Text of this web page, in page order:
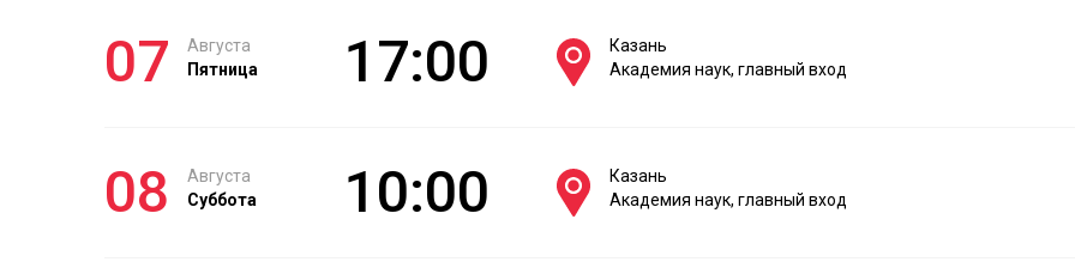
07
Августа
Пятница
17:00
Казань
Академия наук, главный вход
08
Августа
Суббота
10:00
Казань
Академия наук, главный вход